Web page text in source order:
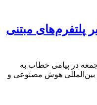
پلتفرم‌های مبتنی
در پیامی خطاب به
هوش مصنوعی و